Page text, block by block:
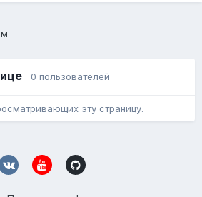
0 пользователей
эту страницу.